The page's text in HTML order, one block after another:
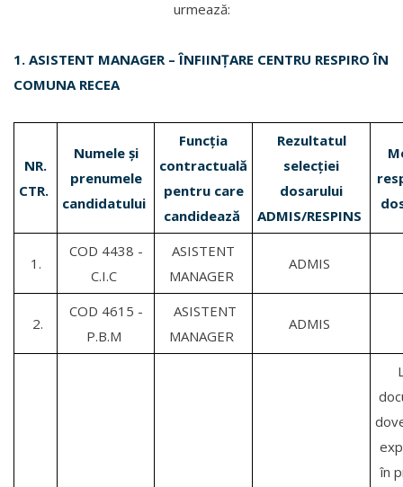
urmează:
1. ASISTENT MANAGER – ÎNFIINȚARE CENTRU RESPIRO ÎN
COMUNA RECEA
NR.
CTR.
Numele și
prenumele
candidatului
Funcția
contractuală
pentru care
candidează
Rezultatul
selecției
dosarului
ADMIS/RESPINS
1.
COD 4438 -
C.I.C
ASISTENT
MANAGER
ADMIS
2.
COD 4615 -
P.B.M
ASISTENT
MANAGER
ADMIS
în